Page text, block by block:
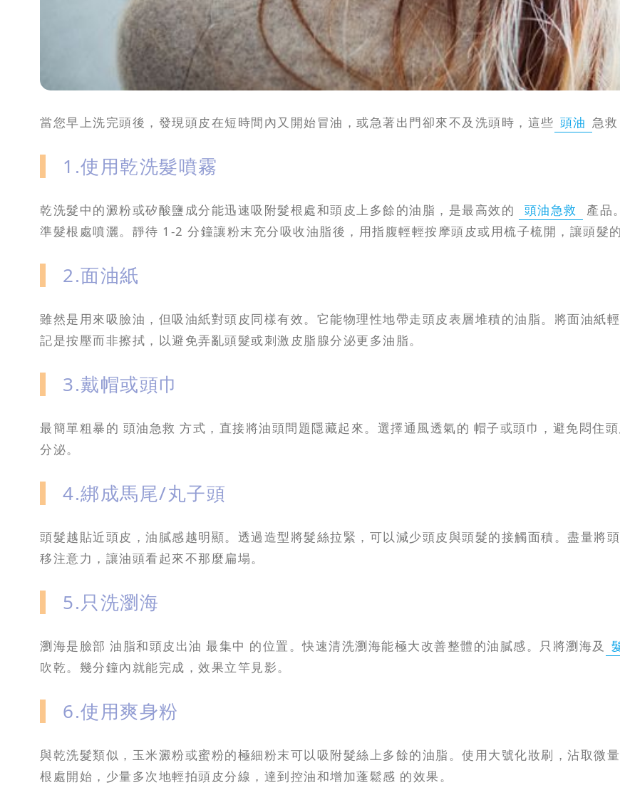
當您早上洗完頭後，發現頭皮在短時間內又開始冒油，或急著出門卻來不及洗頭時，這些 頭油 急
1.使用乾洗髮噴霧
乾洗髮中的澱粉或矽酸鹽成分能迅速吸附髮根處和頭皮上多餘的油脂，是最高效的 頭油急救
產品
準髮根處噴灑。靜待 1-2 分鐘讓粉末充分吸收油脂後，用指腹輕輕按摩頭皮或用梳子梳開，讓頭髮的
2.面油紙
雖然是用來吸臉油，但吸油紙對頭皮同樣有效。它能物理性地帶走頭皮表層堆積的油脂。將面油紙
記是按壓而非擦拭，以避免弄亂頭髮或刺激皮脂腺分泌更多油脂。
3.戴帽或頭巾
最簡單粗暴的 頭油急救 方式，直接將油頭問題隱藏起來。選擇通風透氣的 帽子或頭巾，避免悶住
分泌。
4.綁成馬尾/丸子頭
頭髮越貼近頭皮，油膩感越明顯。透過造型將髮絲拉緊，可以減少頭皮與頭髮的接觸面積。盡量將
移注意力，讓油頭看起來不那麼扁塌。
5.只洗瀏海
瀏海是臉部 油脂和頭皮出油 最集中 的位置。快速清洗瀏海能極大改善整體的油膩感。只將瀏海及
吹乾。幾分鐘內就能完成，效果立竿見影。
6.使用爽身粉
與乾洗髮類似，玉米澱粉或蜜粉的極細粉末可以吸附髮絲上多餘的油脂。使用大號化妝刷，沾取微
根處開始，少量多次地輕拍頭皮分線，達到控油和增加蓬鬆感 的效果。